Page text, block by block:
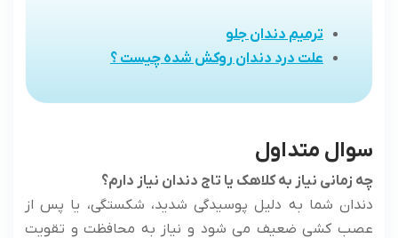
ترمیم دندان جلو
علت درد دندان روکش شده چیست ؟
سوال متداول
چه زمانی نیاز به کلاهک یا تاج دندان نیاز دارم؟
دندان شما به دلیل پوسیدگی شدید، شکستگی، یا پس از
عصب کشی ضعیف می شود و نیاز به محافظت و تقویت